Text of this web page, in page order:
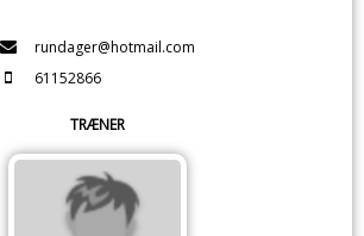
rundager@hotmail.com
61152866
TRÆNER